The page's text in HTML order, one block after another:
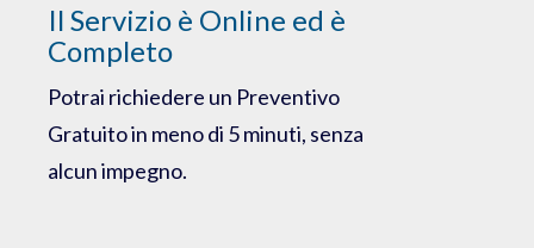
Il Servizio è Online ed è
Completo
Potrai richiedere un Preventivo
Gratuito in meno di 5 minuti, senza
alcun impegno.